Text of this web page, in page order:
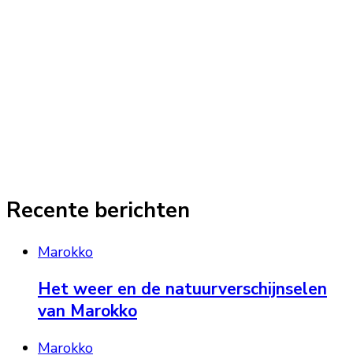
Recente berichten
Marokko
Het weer en de natuurverschijnselen
van Marokko
Marokko